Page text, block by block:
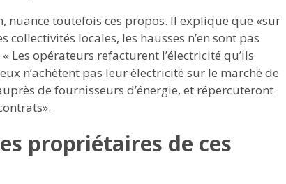
nuance toutefois ces propos. Il explique que «sur
locales, les hausses n’en sont pas
opérateurs refacturent l’électricité qu’ils
n’achètent pas leur électricité sur le marché de
de fournisseurs d’énergie, et répercuteront
propriétaires de ces